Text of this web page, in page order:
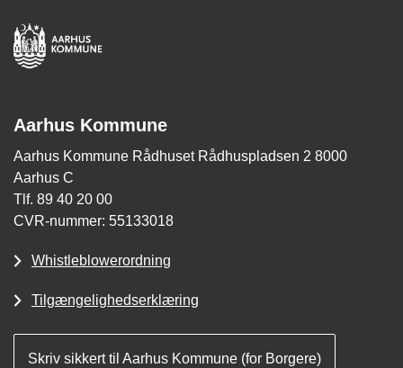
Aarhus Kommune
Aarhus Kommune Rådhuset Rådhuspladsen 2 8000
Aarhus C
Tlf. 89 40 20 00
CVR-nummer: 55133018
Whistleblowerordning
Tilgængelighedserklæring
Skriv sikkert til Aarhus Kommune (for Borgere)